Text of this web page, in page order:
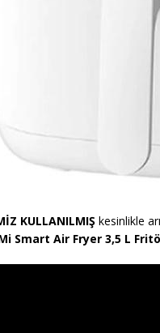
KULLANILMIŞ kesinlikle
Smart Air Fryer 3,5 L